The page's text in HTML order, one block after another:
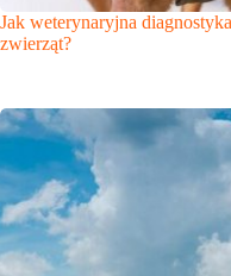
Jak weterynaryjna
zwierząt?